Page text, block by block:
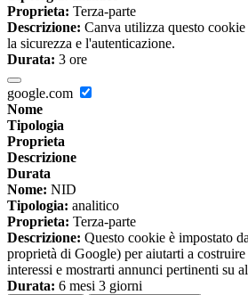
Proprieta: Terza-parte
Descrizione: Canva utilizza questo
la sicurezza e l'autenticazione.
Durata: 3 ore
google.com
Nome
Tipologia
Proprieta
Descrizione
Durata
Nome: NID
Tipologia: analitico
Proprieta: Terza-parte
Descrizione: Questo cookie è impostato
proprietà di Google) per aiutarti a
interessi e mostrarti annunci pertinenti su
Durata: 6 mesi 3 giorni